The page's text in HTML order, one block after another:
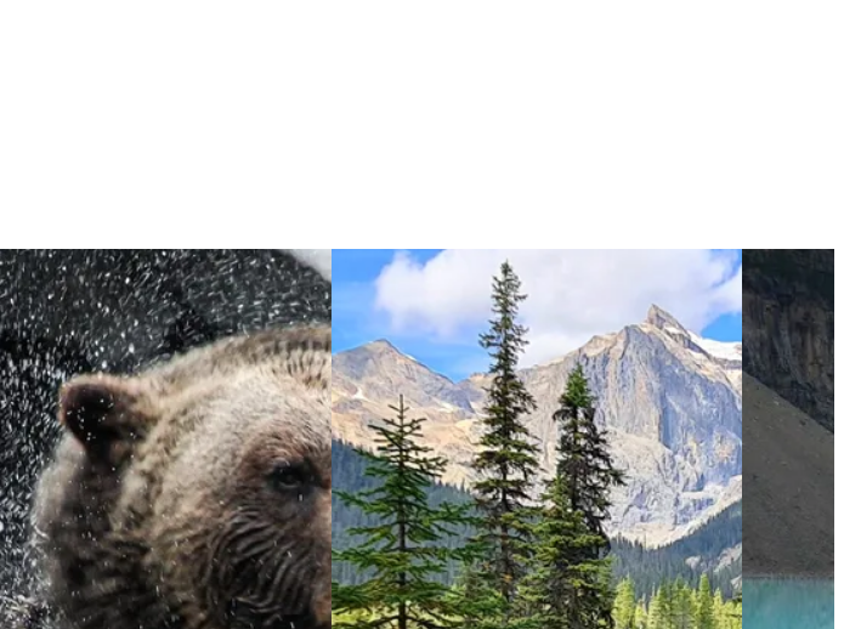
View 2 weken&&Vancouver Island met z'n
tweeën
View 3 weken&&&&De Canadese Rockies met
z'n tweeën